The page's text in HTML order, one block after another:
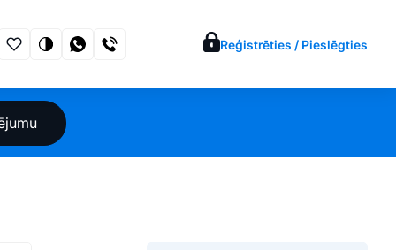
Reģistrēties / Pieslēgties